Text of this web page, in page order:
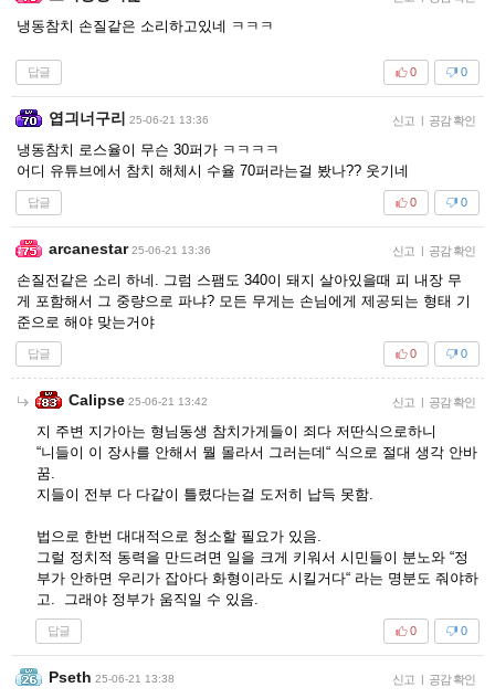
냉동참치 손질같은 소리하고있네 ㅋㅋㅋ
답글 0
0
엽긔너구리 25-06-21 13:36 신고 | 공감 확인
냉동참치 로스율이 무슨 30퍼가 ㅋㅋㅋㅋ
어디 유튜브에서 참치 해체시 수율 70퍼라는걸 봤나?? 웃기네
답글 0
0
arcanestar 25-06-21 13:36 신고 | 공감 확인
손질전같은 소리 하네. 그럼 스팸도 340이 돼지 살아있을때 피 내장 무
게 포함해서 그 중량으로 파냐? 모든 무게는 손님에게 제공되는 형태 기
준으로 해야 맞는거야
답글 0
0
Calipse 25-06-21 13:42 신고 | 공감 확인
지 주변 지가아는 형님동생 참치가게들이 죄다 저딴식으로하니
“니들이 이 장사를 안해서 뭘 몰라서 그러는데“ 식으로 절대 생각 안바
꿈.
지들이 전부 다 다같이 틀렸다는걸 도저히 납득 못함.
법으로 한번 대대적으로 청소할 필요가 있음.
그럴 정치적 동력을 만드려면 일을 크게 키워서 시민들이 분노와 “정
부가 안하면 우리가 잡아다 화형이라도 시킬거다“ 라는 명분도 줘야하
고. 그래야 정부가 움직일 수 있음.
답글 0
0
Pseth 25-06-21 13:38 신고 | 공감 확인